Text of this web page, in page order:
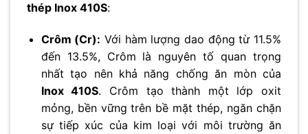
thép Inox 410S:
Crôm (Cr): Với hàm lượng dao động từ 11.5%
đến 13.5%, Crôm là nguyên tố quan trọng
nhất tạo nên khả năng chống ăn mòn của
Inox 410S. Crôm tạo thành một lớp oxit
mỏng, bền vững trên bề mặt thép, ngăn chặn
sự tiếp xúc của kim loại với môi trường ăn